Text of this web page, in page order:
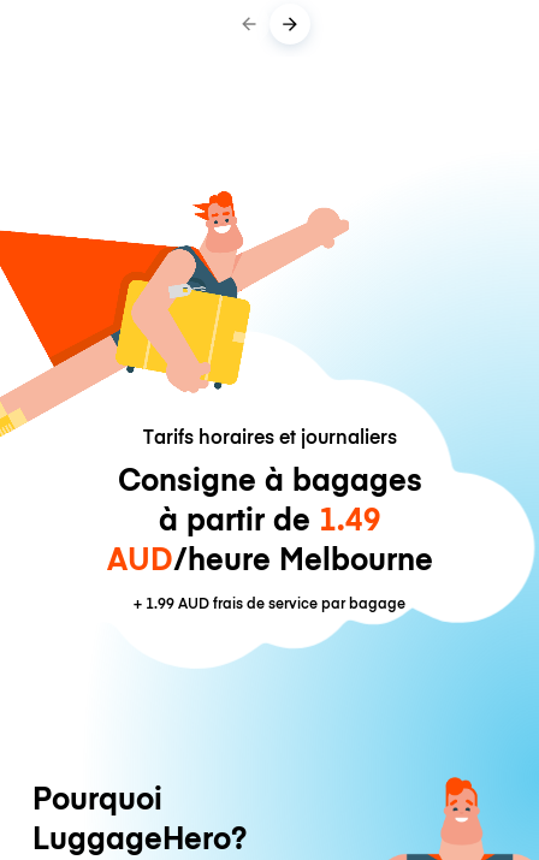
Tarifs horaires et journaliers
Consigne à bagages
à partir de 1.49
AUD/heure Melbourne
+ 1.99 AUDfrais de service par bagage
Pourquoi
LuggageHero?